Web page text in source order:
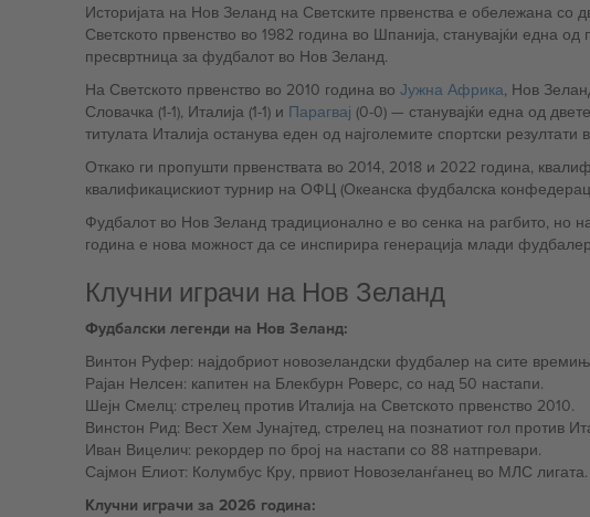
Историјата на Нов Зеланд на Светските првенства е обележана
Светското првенство во 1982 година во Шпанија, станувајќи една
пресвртница за фудбалот во Нов Зеланд.
На Светското првенство во 2010 година во Јужна Африка, Нов
Словачка (1-1), Италија (1-1) и Парагвај (0-0) — станувајќи една
титулата Италија останува еден од најголемите спортски
Откако ги пропушти првенствата во 2014, 2018 и 2022 година,
квалификацискиот турнир на ОФЦ (Океанска фудбалска
Фудбалот во Нов Зеланд традиционално е во сенка на рагбито, но
година е нова можност да се инспирира генерација млади
Клучни играчи на Нов Зеланд
Фудбалски легенди на Нов Зеланд:
Винтон Руфер: најдобриот новозеландски фудбалер на сите
Рајан Нелсен: капитен на Блекбурн Роверс, со над 50 настапи.
Шејн Смелц: стрелец против Италија на Светското првенство 2010.
Винстон Рид: Вест Хем Јунајтед, стрелец на познатиот гол против
Иван Вицелич: рекордер по број на настапи со 88 натпревари.
Сајмон Елиот: Колумбус Кру, првиот Новозеланѓанец во МЛС лигата.
Клучни играчи за 2026 година: